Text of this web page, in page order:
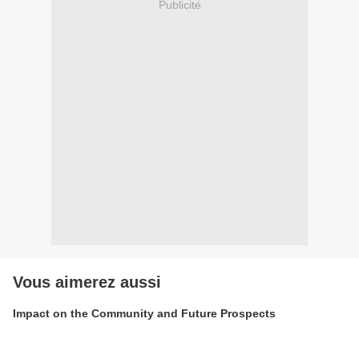
Publicité
Vous aimerez aussi
Impact on the Community and Future Prospects